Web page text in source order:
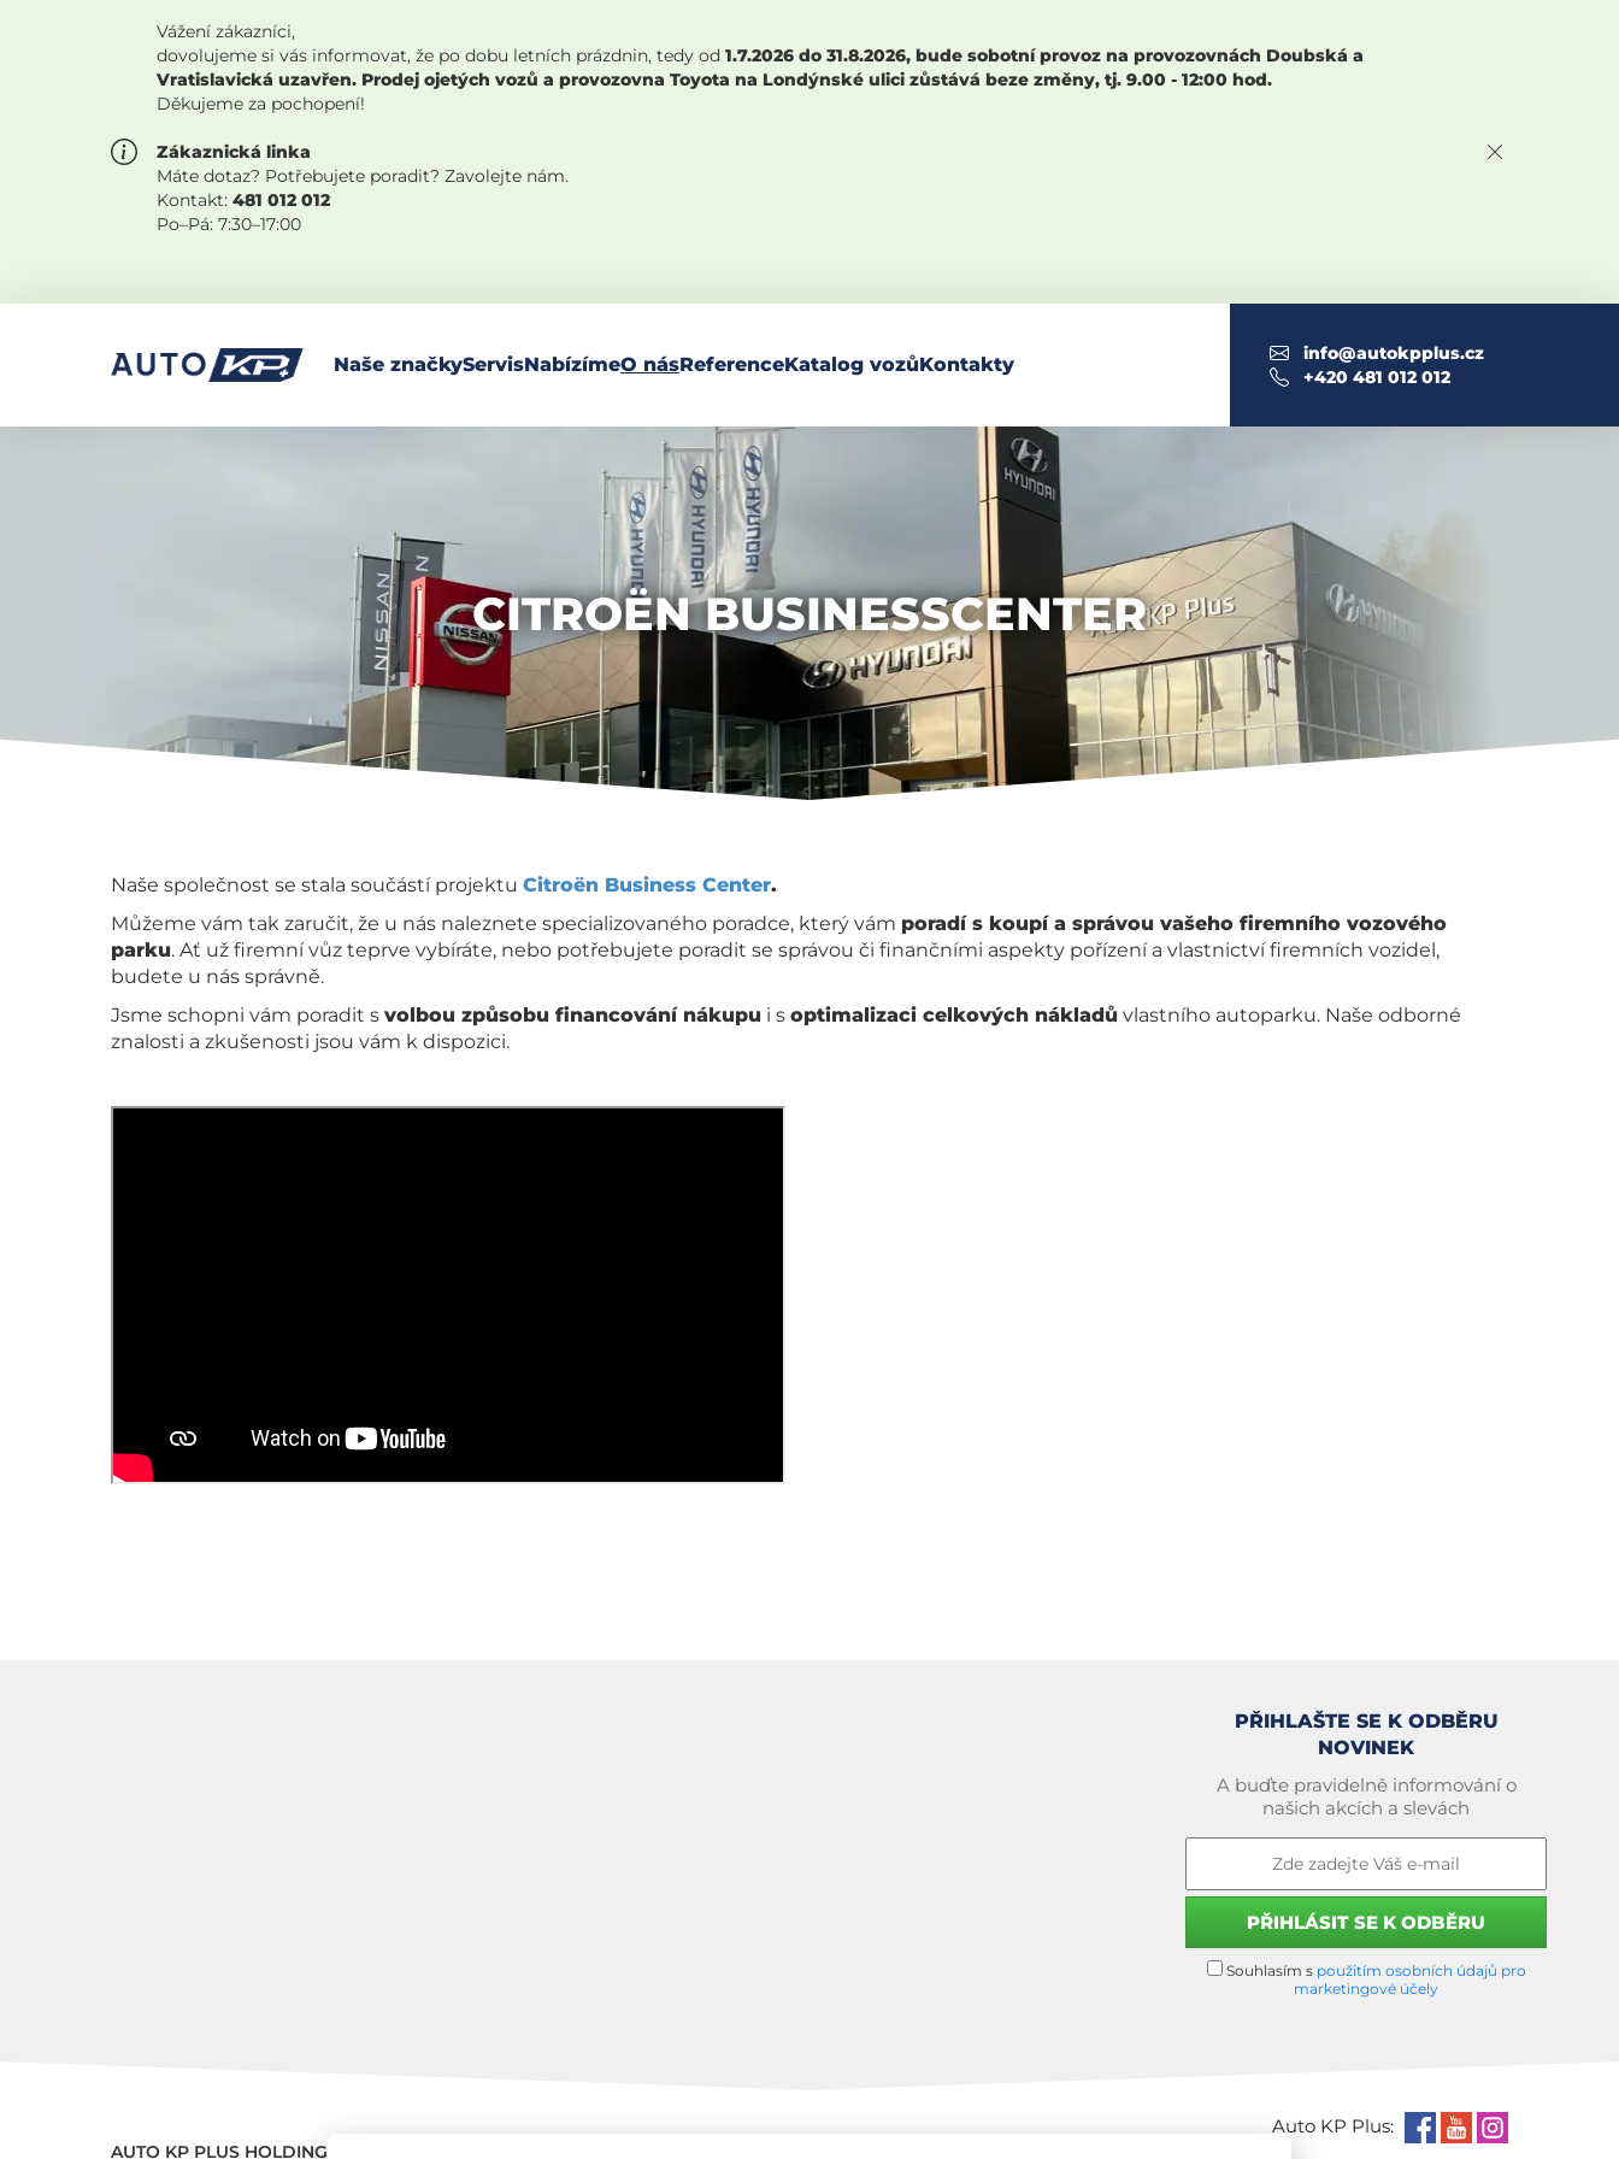
Vážení zákazníci,
dovolujeme si vás informovat, že po dobu letních prázdnin, tedy od 1.7.2026 do 31.8.2026, bude sobotní provoz na provozovnách Doubská a
Vratislavická uzavřen. Prodej ojetých vozů a provozovna Toyota na Londýnské ulici zůstává beze změny, tj. 9.00 - 12:00 hod.
Děkujeme za pochopení!
Zákaznická linka
Máte dotaz? Potřebujete poradit? Zavolejte nám.
Kontakt: 481 012 012
Po–Pá: 7:30–17:00
Naše značkyServisNabízímeO násReferenceKatalog vozůKontakty
info@autokpplus.cz
+420 481 012 012
CITROËN BUSINESSCENTER
Naše společnost se stala součástí projektu Citroën Business Center.
Můžeme vám tak zaručit, že u nás naleznete specializovaného poradce, který vám poradí s koupí a správou vašeho firemního vozového
parku. Ať už firemní vůz teprve vybíráte, nebo potřebujete poradit se správou či finančními aspekty pořízení a vlastnictví firemních vozidel,
budete u nás správně.
Jsme schopni vám poradit s volbou způsobu financování nákupu i s optimalizaci celkových nákladů vlastního autoparku. Naše odborné
znalosti a zkušenosti jsou vám k dispozici.
PŘIHLAŠTE SE K ODBĚRU
NOVINEK
A buďte pravidelně informování o
našich akcích a slevách
Souhlasím s použitím osobních údajů pro
marketingové účely
AUTO KP PLUS HOLDING a.s.
Auto KP Plus: